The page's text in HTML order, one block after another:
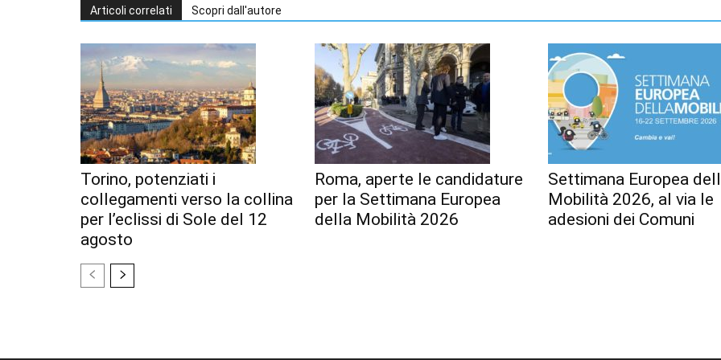
Articoli correlati Scopri dall'autore
Torino, potenziati i
collegamenti verso la collina
per l’eclissi di Sole del 12
agosto
Roma, aperte le candidature
per la Settimana Europea
della Mobilità 2026
Settimana Europea
Mobilità 2026, al via le
adesioni dei Comuni